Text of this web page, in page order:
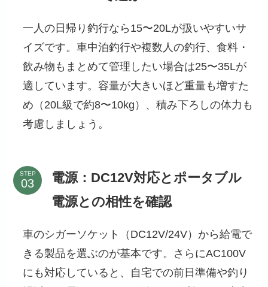
一人の日帰り釣行なら15〜20Lが扱いやすいサ
イズです。車中泊釣行や複数人の釣行、食料・
飲み物もまとめて管理したい場合は25〜35Lが
適しています。容量が大きいほど重量も増すた
め（20L級で約8〜10kg）、積み下ろしの体力も
考慮しましょう。
STEP
電源：DC12V対応とポータブル
電源との相性を確認
車のシガーソケット（DC12V/24V）から給電で
きる製品を選ぶのが基本です。さらにAC100V
にも対応していると、自宅での前日準備や釣り